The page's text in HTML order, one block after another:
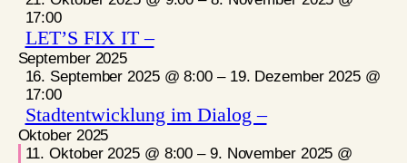
17:00
LET’S FIX IT –
September 2025
16. September 2025 @ 8:00 – 19. Dezember 2025 @
17:00
Stadtentwicklung im Dialog –
Oktober 2025
11. Oktober 2025 @ 8:00 – 9. November 2025 @